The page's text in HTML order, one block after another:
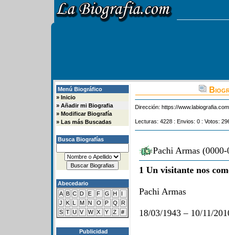
Menú Biográfico
» Inicio
» Añadir mi Biografia
» Modificar Biografía
» Las más Buscadas
Busca Biografías
Abecedario
A B C D E F G H
I
J
K L M N O P Q
R
S T U V W X Y Z #
Publicidad
Dirección: https://
Lecturas: 4228 : Envios: 0 : Votos:
Pachi Armas
1 Un visitante nos
Pachi Armas
18/03/1943 – 10/11/